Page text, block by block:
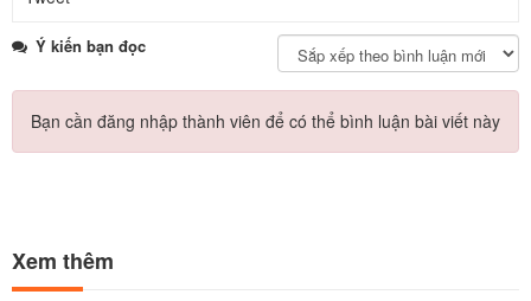
Ý kiến bạn đọc
Bạn cần đăng nhập thành viên để có thể bình luận bài viết này
Xem thêm